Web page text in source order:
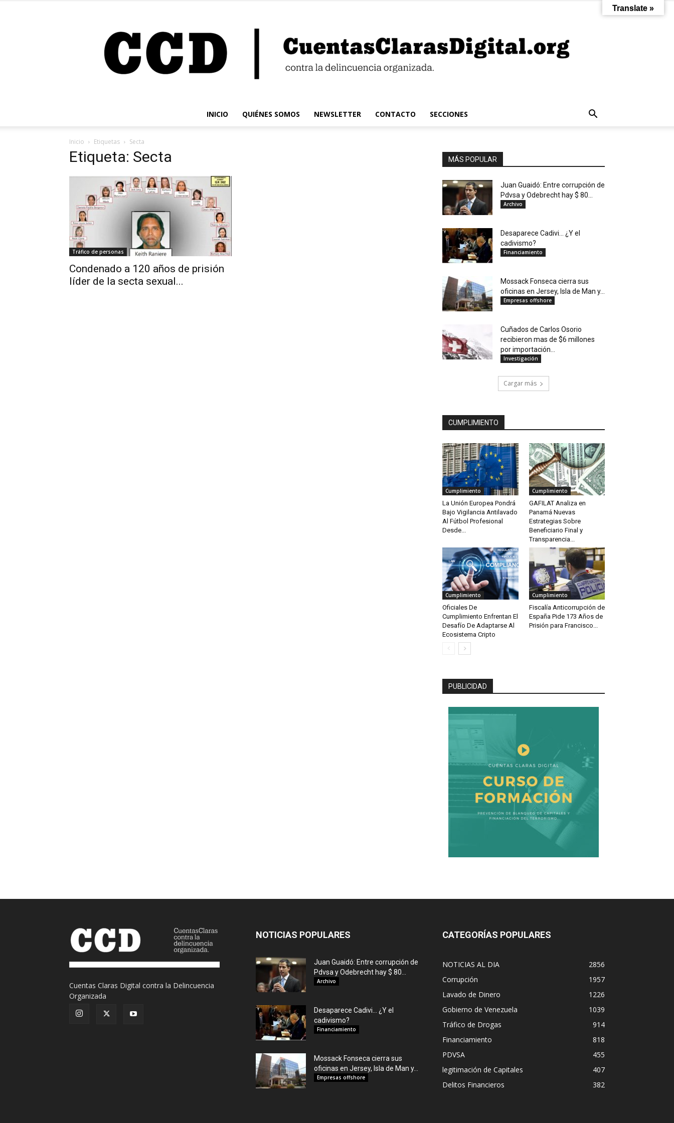
INICIO QUIÉNES SOMOS NEWSLETTER CONTACTO SECCIONES
Inicio Etiquetas Secta
Etiqueta: Secta
Tráfico de personas
Condenado a 120 años de prisión
líder de la secta sexual...
MÁS POPULAR
Juan Guaidó: Entre corrupción de
Pdvsa y Odebrecht hay $ 80...
Archivo
Desaparece Cadivi… ¿Y el
cadivismo?
Financiamiento
Mossack Fonseca cierra sus
oficinas en Jersey, Isla de Man y...
Empresas offshore
Cuñados de Carlos Osorio
recibieron mas de $6 millones
por importación...
Investigación
Cargar más
CUMPLIMIENTO
Cumplimiento
La Unión Europea Pondrá
Bajo Vigilancia Antilavado
Al Fútbol Profesional
Desde...
Cumplimiento
GAFILAT Analiza en
Panamá Nuevas
Estrategias Sobre
Beneficiario Final y
Transparencia...
Cumplimiento
Oficiales De
Cumplimiento Enfrentan El
Desafío De Adaptarse Al
Ecosistema Cripto
Cumplimiento
Fiscalía Anticorrupción de
España Pide 173 Años de
Prisión para Francisco...
PUBLICIDAD
Cuentas Claras Digital contra la Delincuencia
Organizada
NOTICIAS POPULARES
Juan Guaidó: Entre corrupción de
Pdvsa y Odebrecht hay $ 80...
Archivo
Desaparece Cadivi… ¿Y el
cadivismo?
Financiamiento
Mossack Fonseca cierra sus
oficinas en Jersey, Isla de Man y...
Empresas offshore
CATEGORÍAS POPULARES
NOTICIAS AL DIA
2856
Corrupción
1957
Lavado de Dinero
1226
Gobierno de Venezuela
1039
Tráfico de Drogas
914
Financiamiento
818
PDVSA
455
legitimación de Capitales
407
Delitos Financieros
382
Translate »